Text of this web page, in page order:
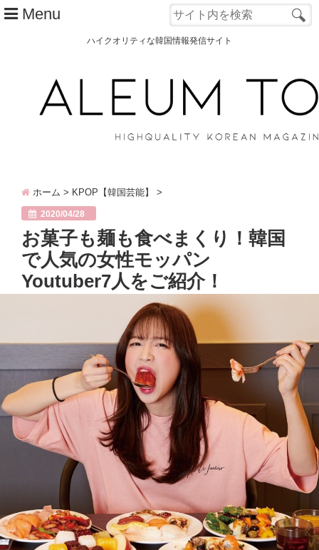
Menu
ALEUM TOWNとは？
韓国旅行
韓国 美容
オルチャン
その他
お問い合わせ
Close
ハイクオリティな韓国情報発信サイト
ホーム > KPOP【韓国芸能】 >
2020/04/28
お菓子も麺も食べまくり！韓国
で人気の女性モッパン
Youtuber7人をご紹介！